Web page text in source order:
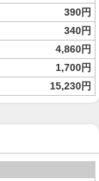
390円
340円
4,860円
1,700円
15,230円